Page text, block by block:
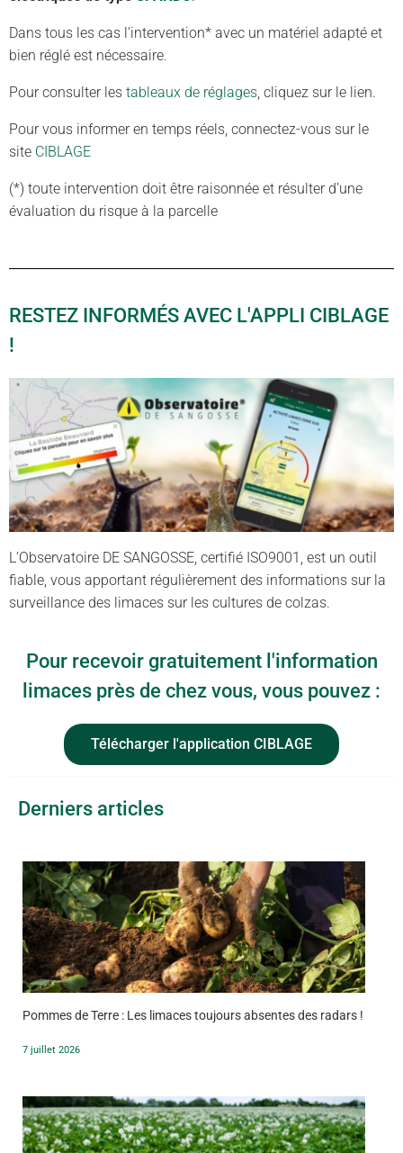
Dans tous les cas l’intervention* avec un matériel adapté et
bien réglé est nécessaire.
Pour consulter les tableaux de réglages, cliquez sur le lien.
Pour vous informer en temps réels, connectez-vous sur le
site CIBLAGE
(*) toute intervention doit être raisonnée et résulter d’une
évaluation du risque à la parcelle
RESTEZ INFORMÉS AVEC L'APPLI CIBLAGE
!
L’Observatoire DE SANGOSSE, certifié ISO9001, est un outil
fiable, vous apportant régulièrement des informations sur la
surveillance des limaces sur les cultures de colzas.
Pour recevoir gratuitement l'information
limaces près de chez vous, vous pouvez :
Télécharger l'application CIBLAGE
Derniers articles
Pommes de Terre : Les limaces toujours absentes des radars !
7 juillet 2026